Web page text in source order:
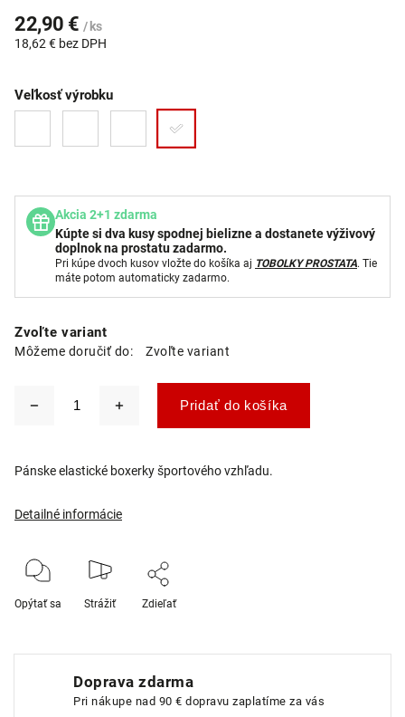
22,90 € / ks
18,62 € bez DPH
Zvoľte variant
Môžeme doručiť do: Zvoľte variant
Veľkosť výrobku
Pridať do košíka
Akcia 2+1 zdarma
Kúpte si dva kusy spodnej bielizne a dostanete výživový
doplnok na prostatu zadarmo.
Pri kúpe dvoch kusov vložte do košíka aj TOBOLKY PROSTATA. Tie
máte potom automaticky zadarmo.
Pánske elastické boxerky športového vzhľadu.
Detailné informácie
Opýtať sa Strážiť Zdieľať
Doprava zdarma
Pri nákupe nad 90 € dopravu zaplatíme za vás